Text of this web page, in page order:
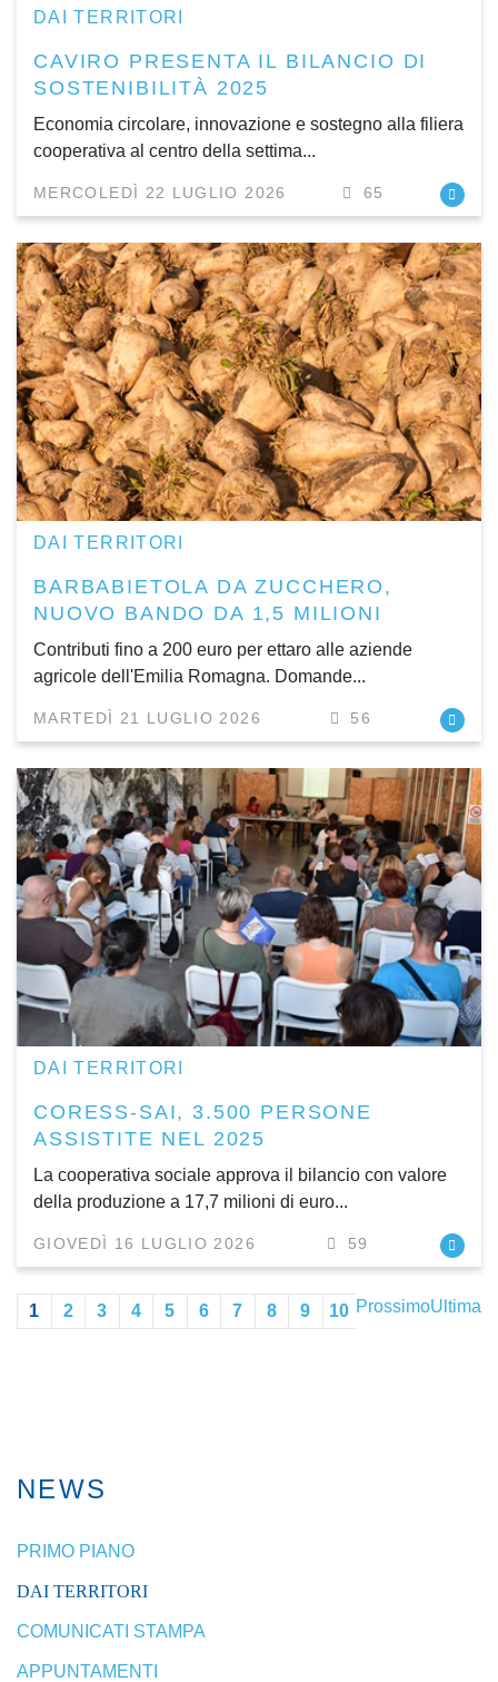
DAI TERRITORI
CAVIRO PRESENTA IL BILANCIO DI
SOSTENIBILITÀ 2025
Economia circolare, innovazione e sostegno alla filiera
cooperativa al centro della settima...
MERCOLEDÌ 22 LUGLIO 2026 65
DAI TERRITORI
BARBABIETOLA DA ZUCCHERO,
NUOVO BANDO DA 1,5 MILIONI
Contributi fino a 200 euro per ettaro alle aziende
agricole dell'Emilia Romagna. Domande...
MARTEDÌ 21 LUGLIO 2026 56
DAI TERRITORI
CORESS-SAI, 3.500 PERSONE
ASSISTITE NEL 2025
La cooperativa sociale approva il bilancio con valore
della produzione a 17,7 milioni di euro...
GIOVEDÌ 16 LUGLIO 2026 59
1 2 3 4 5 6 7 8 9 10 ProssimoUltima
NEWS
PRIMO PIANO
DAI TERRITORI
COMUNICATI STAMPA
APPUNTAMENTI